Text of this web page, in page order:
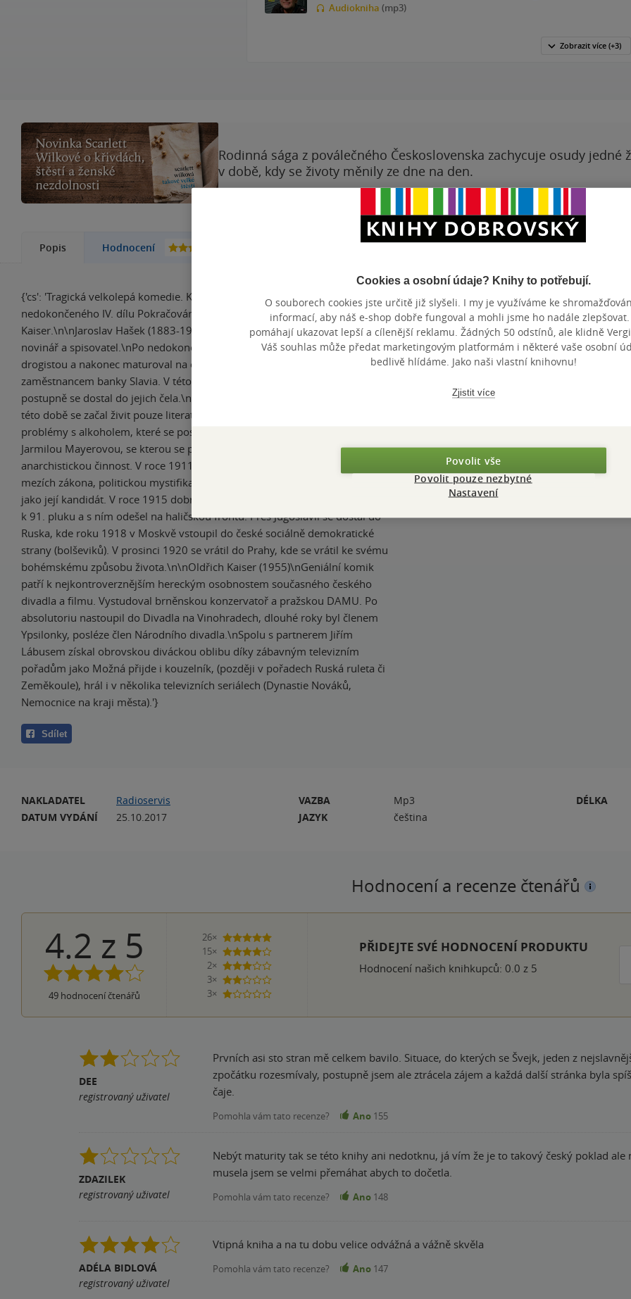
Audiokniha (mp3)
Zobrazit více (+3)
Rodinná sága z poválečného Československa zachycuje osudy jedné
v době, kdy se životy měnily ze dne na den.
Popis Hodnocení Vývoj ceny
{'cs': 'Tragická velkolepá komedie. Kompletní znění III. dílu Slavný výprask a
nedokončeného IV. dílu Pokračování slavného výprasku. Čte Oldřich
Kaiser.\n\nJaroslav Hašek (1883-1923)\nJaroslav Hašek byl publicista,
novinář a spisovatel.\nPo nedokončených studiích na gymnáziu se vyučil
drogistou a nakonec maturoval na obchodní akademii. Stal se
zaměstnancem banky Slavia. V této době se seznámil s českými anarchisty a
postupně se dostal do jejich čela.\nZačal vést bohémský a tulácký život. V
této době se začal živit pouze literaturou a novinařinou a také začal mít
problémy s alkoholem, které se postupem času zvětšovaly. Seznámil se s
Jarmilou Mayerovou, se kterou se později oženil.\nByl krátce vězněn za svoji
anarchistickou činnost. V roce 1911 založil Stranu mírného pokroku v
mezích zákona, politickou mystifikaci karikující volební poměry, a vystupoval
jako její kandidát. V roce 1915 dobrovolně narukoval v Českých Budějovicích
k 91. pluku a s ním odešel na haličskou frontu. Přes Jugoslávii se dostal do
Ruska, kde roku 1918 v Moskvě vstoupil do české sociálně demokratické
strany (bolševiků). V prosinci 1920 se vrátil do Prahy, kde se vrátil ke svému
bohémskému způsobu života.\n\nOldřich Kaiser (1955)\nGeniální komik
patří k nejkontroverznějším hereckým osobnostem současného českého
divadla a filmu. Vystudoval brněnskou konzervatoř a pražskou DAMU. Po
absolutoriu nastoupil do Divadla na Vinohradech, dlouhé roky byl členem
Ypsilonky, posléze člen Národního divadla.\nSpolu s partnerem Jiřím
Lábusem získal obrovskou diváckou oblibu díky zábavným televizním
pořadům jako Možná přijde i kouzelník, (později v pořadech Ruská ruleta či
Zeměkoule), hrál i v několika televizních seriálech (Dynastie Nováků,
Nemocnice na kraji města).'}
Sdílet
INTERPRETI
Oldřich
KATEGORIE
TÉMATA
NAKLADATEL
Radioservis
DATUM VYDÁNÍ
25.10.2017
VAZBA
Mp3
JAZYK
čeština
DÉLKA
Hodnocení a recenze čtenářů
4.2 z 5
49hodnocení čtenářů
26×
5 hvězdiček
15×
4 hvězdičky
2×
3 hvězdičky
3×
2 hvězdičky
3×
1 hvezdička
PŘIDEJTE SVÉ HODNOCENÍ PRODUKTU
Hodnocení našich knihkupců: 0.0 z 5
DEE
registrovaný uživatel
Prvních asi sto stran mě celkem bavilo. Situace, do kterých se Švejk, jeden z
zpočátku rozesmívaly, postupně jsem ale ztrácela zájem a každá další stránka byla
čaje.
Pomohla vám tato recenze? Ano 155
ZDAZILEK
registrovaný uživatel
Nebýt maturity tak se této knihy ani nedotknu, já vím že je to takový český poklad
musela jsem se velmi přemáhat abych to dočetla.
Pomohla vám tato recenze? Ano 148
ADÉLA BIDLOVÁ
registrovaný uživatel
Vtipná kniha a na tu dobu velice odvážná a vážně skvěla
Pomohla vám tato recenze? Ano 147
Cookies a osobní údaje? Knihy to potřebují.
O souborech cookies jste určitě již slyšeli. I my je využíváme ke
informací, aby náš e-shop dobře fungoval a mohli jsme ho nadále zlepšovat.
pomáhají ukazovat lepší a cílenější reklamu. Žádných 50 odstínů, ale klidně
Váš souhlas může předat marketingovým platformám i některé vaše osobní
bedlivě hlídáme. Jako naši vlastní knihovnu!
Zjistit více
Povolit vše
Povolit pouze nezbytné
Nastavení